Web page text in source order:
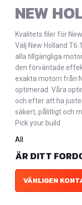
NEW
Kvalitets filer för
Välj New Holland
alla tillgängliga
den förväntade
exakta motorn från
optimerad. Våra
och efter att ha
säkert, pålitligt och
Pick your build
All
ÄR DITT
VÄNLIGEN